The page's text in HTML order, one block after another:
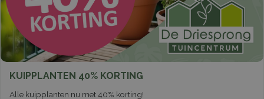
KUIPPLANTEN 40% KORTING
Alle kuipplanten nu met 40% korting!